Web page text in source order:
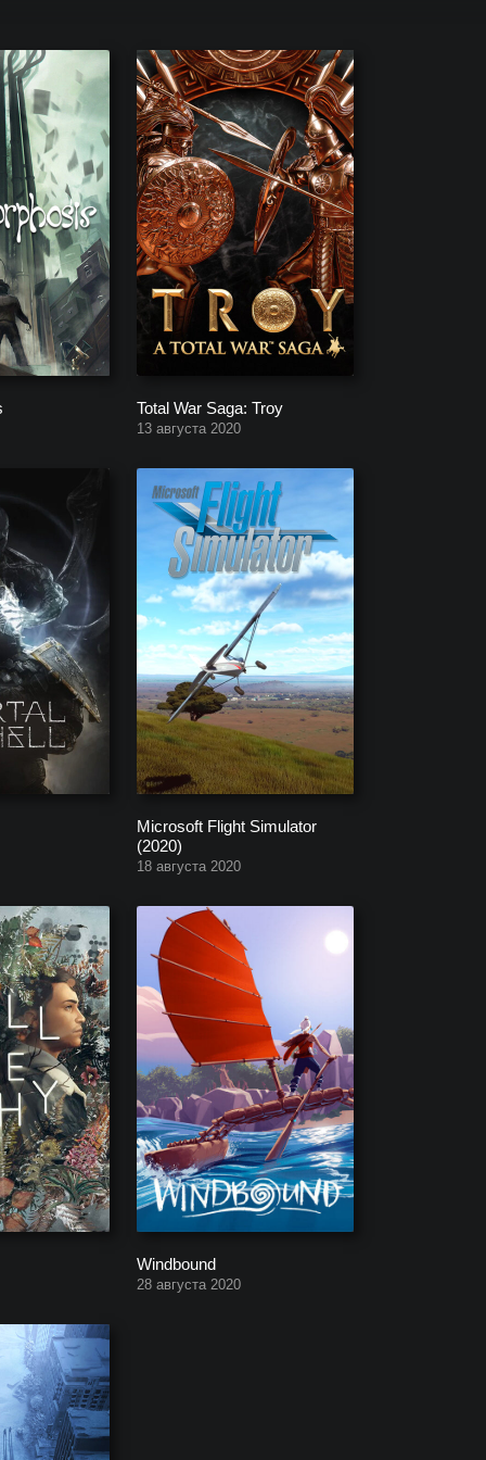
Total War Saga: Troy
13 августа 2020
Microsoft Flight Simulator
(2020)
18 августа 2020
Windbound
28 августа 2020